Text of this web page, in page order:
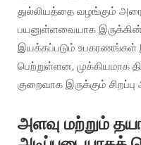
துல்லியத்தை வழங்கும்
பயனுள்ளவையாக
இயக்கப்படும்
பெற்றுள்ளன, முக்கியமாக
குறைவாக இருக்கும்
அளவு மற்றும்